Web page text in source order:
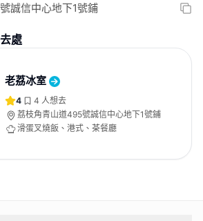
誠信中心地下1號鋪
處
老荔冰室
4 4 人想去
荔枝角青山道495號誠信中心地下1號鋪
滑蛋叉燒飯、港式、茶餐廳